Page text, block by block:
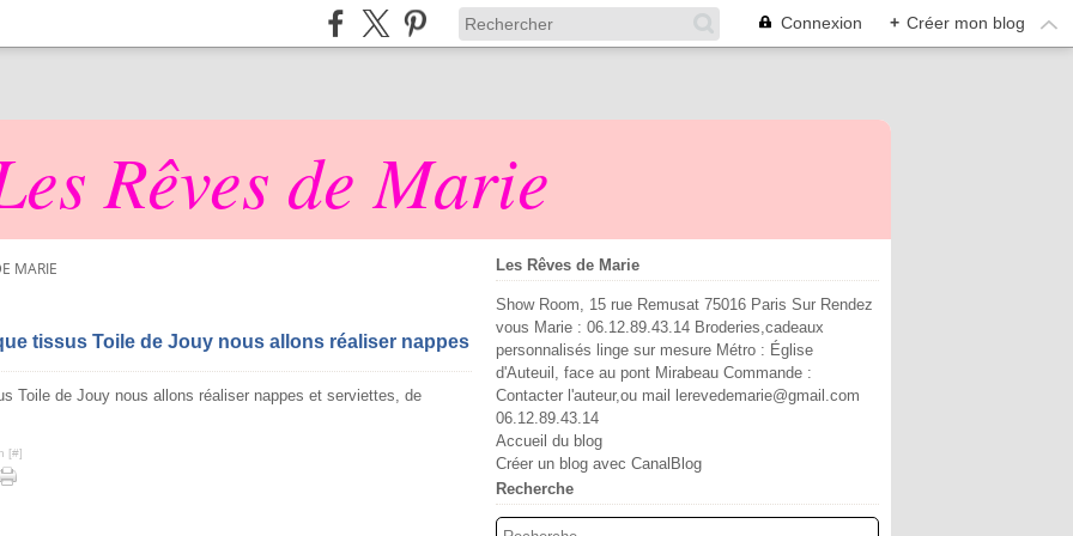
Connexion + Créer mon blog
Rêves de Marie
MARIE
tissus Toile de Jouy nous allons réaliser nappes
[#]
Les Rêves de Marie
Show Room, 15 rue Remusat 75016 Paris Sur Rendez
vous Marie : 06.12.89.43.14 Broderies,cadeaux
personnalisés linge sur mesure Métro : Église
d'Auteuil, face au pont Mirabeau Commande :
Contacter l'auteur,ou mail lerevedemarie@gmail.com
06.12.89.43.14
Accueil du blog
Créer un blog avec CanalBlog
Recherche